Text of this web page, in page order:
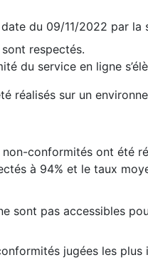
date du 09/11/2022 par
respectés.
du service en ligne
réalisés sur un
conformités ont été
à 94% et le taux
sont pas accessibles
jugées les